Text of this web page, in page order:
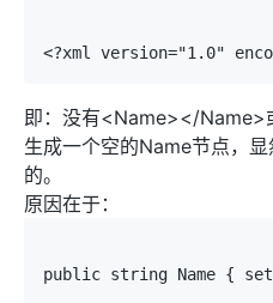
即：没有<Name></Name>
生成一个空的Name节点，
的。
原因在于：